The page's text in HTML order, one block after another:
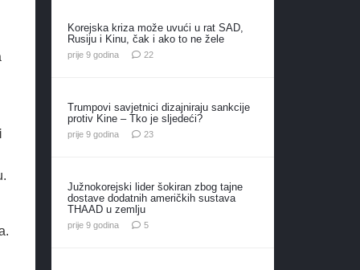
Korejska kriza može uvući u rat SAD,
Rusiju i Kinu, čak i ako to ne žele
prije 9 godina 22komentara
Trumpovi savjetnici dizajniraju sankcije
protiv Kine – Tko je sljedeći?
prije 9 godina 23komentara
Južnokorejski lider šokiran zbog tajne
dostave dodatnih američkih sustava
THAAD u zemlju
prije 9 godina 5komentara